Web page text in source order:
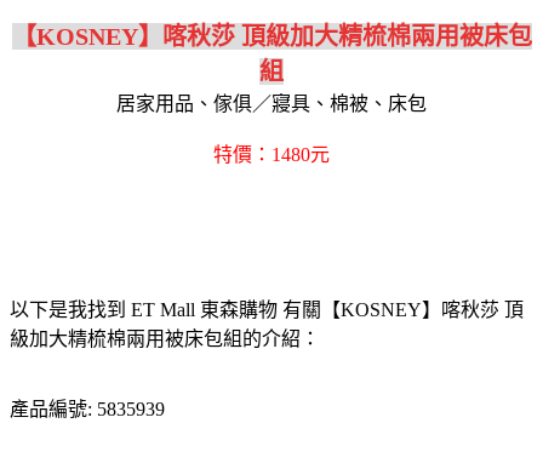
【KOSNEY】喀秋莎 頂級加大精梳棉兩用被床包
組
居家用品、傢俱／寢具、棉被、床包
特價：1480元
以下是我找到 ET Mall 東森購物 有關【KOSNEY】喀秋莎 頂
級加大精梳棉兩用被床包組的介紹：
產品編號: 5835939